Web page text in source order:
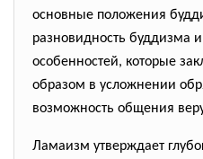
основные положения
разновидность буддизма
особенностей, которые
образом в усложнении
возможность общения
Ламаизм утверждает